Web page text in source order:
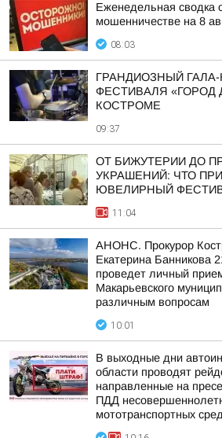
Еженедельная сводка
мошенничестве на 8
08:03
ГРАНДИОЗНЫЙ
ФЕСТИВАЛЯ «ГОРОД
КОСТРОМЕ
09:37
ОТ БИЖУТЕРИИ ДО
УКРАШЕНИЙ: ЧТО
ЮВЕЛИРНЫЙ
11:04
АНОНС. Прокурор
Екатерина Банникова
проведет личный
Макарьевского
различным вопросам
10:01
В выходные дни
области проводят
направленные на
ПДД
мототранспортных